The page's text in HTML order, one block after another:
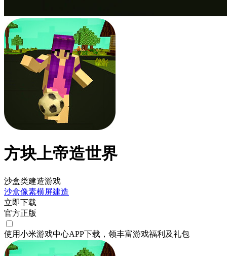
方块上帝造世界
沙盒类建造游戏
沙盒像素横屏建造
立即下载
官方正版
使用小米游戏中心APP下载 ，领丰富游戏福利 及礼包